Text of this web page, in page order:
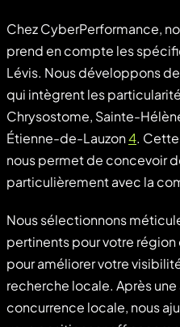
Chez CyberPerformance,
prend en compte les
Lévis. Nous développons
qui intègrent les
Chrysostome, Sainte-
Étienne-de-Lauzon4.
nous permet de concevoir
particulièrement avec la
Nous sélectionnons
pertinents pour votre
pour améliorer votre
recherche locale. Après
concurrence locale, nous